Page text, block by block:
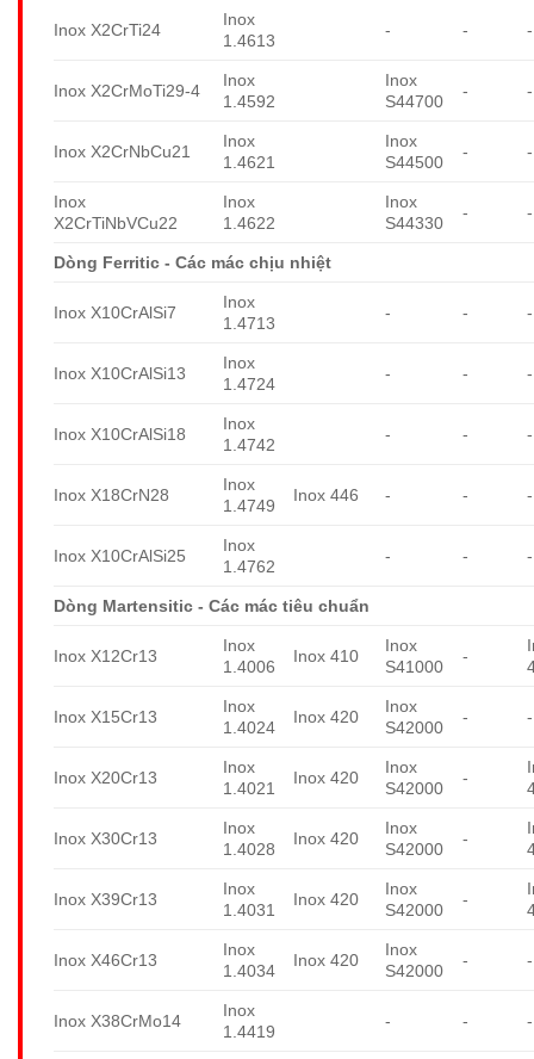
Inox X2CrTi24
Inox
1.4613
- - -
Inox X2CrMoTi29-4
Inox
1.4592
Inox
S44700
- -
Inox X2CrNbCu21
Inox
1.4621
Inox
S44500
- -
Inox
X2CrTiNbVCu22
Inox
1.4622
Inox
S44330
- -
Dòng Ferritic - Các mác chịu nhiệt
Inox X10CrAlSi7
Inox
1.4713
- - -
Inox X10CrAlSi13
Inox
1.4724
- - -
Inox X10CrAlSi18
Inox
1.4742
- - -
Inox X18CrN28
Inox
1.4749
Inox 446 - - -
Inox X10CrAlSi25
Inox
1.4762
- - -
Dòng Martensitic - Các mác tiêu chuẩn
Inox X12Cr13
Inox
1.4006
Inox 410
Inox
S41000
-
Inox X15Cr13
Inox
1.4024
Inox 420
Inox
S42000
- -
Inox X20Cr13
Inox
1.4021
Inox 420
Inox
S42000
-
Inox X30Cr13
Inox
1.4028
Inox 420
Inox
S42000
-
Inox X39Cr13
Inox
1.4031
Inox 420
Inox
S42000
-
Inox X46Cr13
Inox
1.4034
Inox 420
Inox
S42000
- -
Inox X38CrMo14
Inox
1.4419
- - -